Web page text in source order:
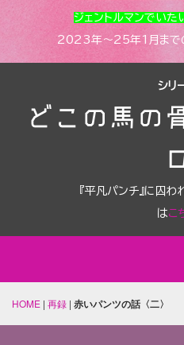
ジェントルマンでいた
2023年～25年1月まで
シリ
どこの馬の
『平凡パンチ』に囚
はこ
HOME | 再録 | 赤いパンツの話〈二〉